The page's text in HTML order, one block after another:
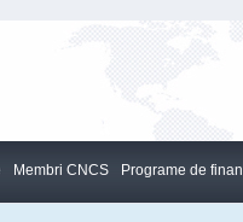
Membri CNCS Programe de